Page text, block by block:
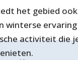
het gebied
activiteit die